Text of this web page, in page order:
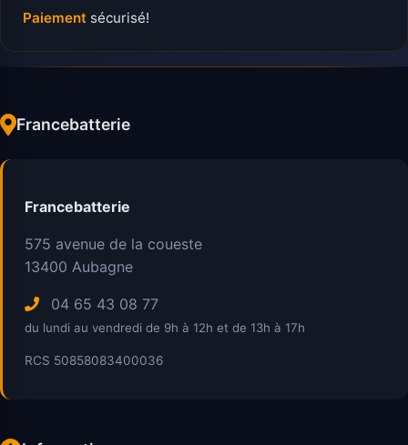
Paiement sécurisé!
Francebatterie
Francebatterie
575 avenue de la coueste
13400 Aubagne
04 65 43 08 77
du lundi au vendredi de 9h à 12h et de 13h à 17h
RCS 50858083400036